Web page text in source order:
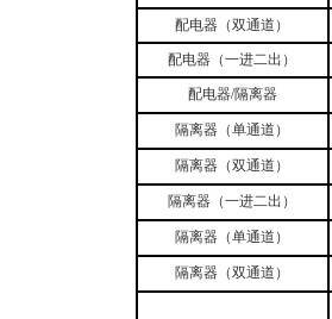
配电器（双通道）
配电器（一进二出）
配电器/隔离器
隔离器（单通道）
隔离器（双通道）
隔离器（一进二出）
隔离器（单通道）
隔离器（双通道）